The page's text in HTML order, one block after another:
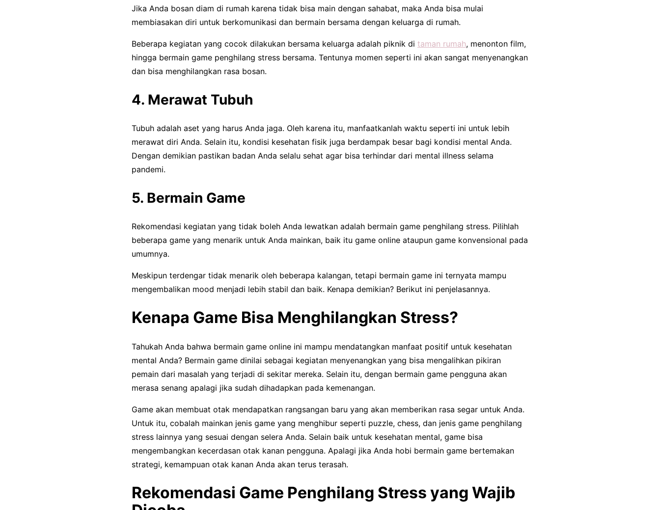
Jika Anda bosan diam di rumah karena tidak bisa main dengan sahabat, maka Anda bisa mulai
membiasakan diri untuk berkomunikasi dan bermain bersama dengan keluarga di rumah.
Beberapa kegiatan yang cocok dilakukan bersama keluarga adalah piknik di taman rumah, menonton film,
hingga bermain game penghilang stress bersama. Tentunya momen seperti ini akan sangat menyenangkan
dan bisa menghilangkan rasa bosan.
4. Merawat Tubuh
Tubuh adalah aset yang harus Anda jaga. Oleh karena itu, manfaatkanlah waktu seperti ini untuk lebih
merawat diri Anda. Selain itu, kondisi kesehatan fisik juga berdampak besar bagi kondisi mental Anda.
Dengan demikian pastikan badan Anda selalu sehat agar bisa terhindar dari mental illness selama
pandemi.
5. Bermain Game
Rekomendasi kegiatan yang tidak boleh Anda lewatkan adalah bermain game penghilang stress. Pilihlah
beberapa game yang menarik untuk Anda mainkan, baik itu game online ataupun game konvensional pada
umumnya.
Meskipun terdengar tidak menarik oleh beberapa kalangan, tetapi bermain game ini ternyata mampu
mengembalikan mood menjadi lebih stabil dan baik. Kenapa demikian? Berikut ini penjelasannya.
Kenapa Game Bisa Menghilangkan Stress?
Tahukah Anda bahwa bermain game online ini mampu mendatangkan manfaat positif untuk kesehatan
mental Anda? Bermain game dinilai sebagai kegiatan menyenangkan yang bisa mengalihkan pikiran
pemain dari masalah yang terjadi di sekitar mereka. Selain itu, dengan bermain game pengguna akan
merasa senang apalagi jika sudah dihadapkan pada kemenangan.
Game akan membuat otak mendapatkan rangsangan baru yang akan memberikan rasa segar untuk Anda.
Untuk itu, cobalah mainkan jenis game yang menghibur seperti puzzle, chess, dan jenis game penghilang
stress lainnya yang sesuai dengan selera Anda. Selain baik untuk kesehatan mental, game bisa
mengembangkan kecerdasan otak kanan pengguna. Apalagi jika Anda hobi bermain game bertemakan
strategi, kemampuan otak kanan Anda akan terus terasah.
Rekomendasi Game Penghilang Stress yang Wajib